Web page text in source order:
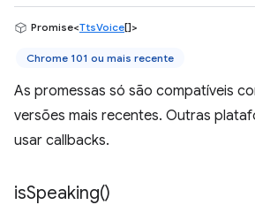
Promise<TtsVoice[]>
Chrome 101 ou mais recente
As promessas só são compatíveis
versões mais recentes. Outras
usar callbacks.
isSpeaking()